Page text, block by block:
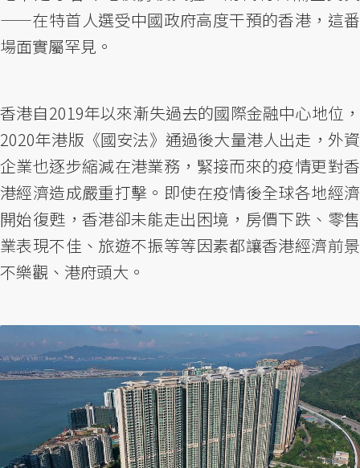
——在特首人選受中國政府高度干預的香港，這番
場面實屬罕見。
香港自2019年以來漸失過去的國際金融中心地位，
2020年港版《國安法》通過後大量港人出走，外資
企業也逐步縮減在港業務，緊接而來的疫情更對香
港經濟造成嚴重打擊。即使在疫情後全球各地經濟
開始復甦，香港卻未能走出困境，房價下跌、零售
業表現不佳、旅遊不振等等因素都讓香港經濟前景
不樂觀、港府頭大。